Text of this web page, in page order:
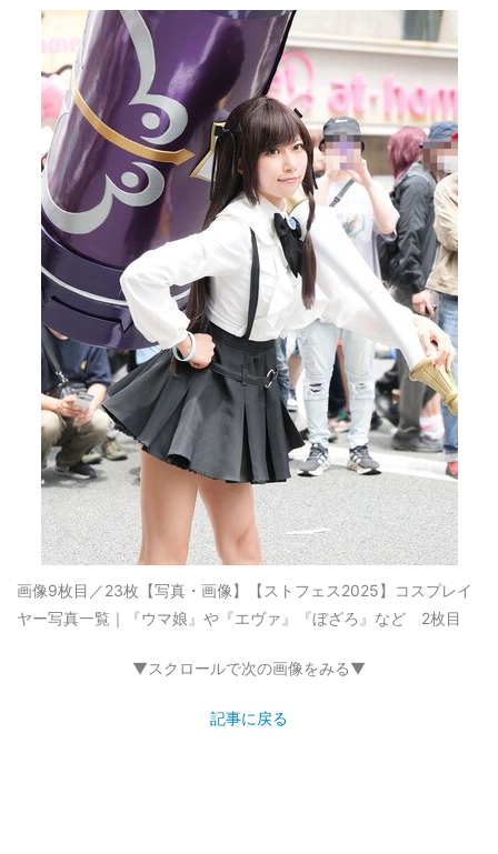
画像9枚目／23枚 【写真・画像】【ストフェス2025】コスプレイ
ヤー写真一覧｜『ウマ娘』や『エヴァ』『ぼざろ』など 2枚目
▼スクロールで次の画像をみる▼
記事に戻る